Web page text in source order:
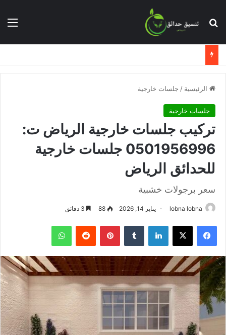
بحث عن
الرئيسية / جلسات خارجية
جلسات خارجية
تركيب جلسات خارجية الرياض ت:
0501956996 جلسات خارجية
للحدائق الرياض
سعر برجولات خشبية
lobna lobna يناير 14, 2026 88
فيسبوك X لينكدإن بينتيريست واتساب